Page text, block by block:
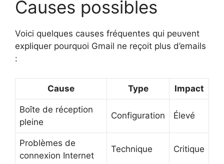
Causes possibles
Voici quelques causes fréquentes qui peuvent
expliquer pourquoi Gmail ne reçoit plus d’emails
:
Cause Type Impact
Boîte de réception
pleine
Configuration Élevé
Problèmes de
connexion Internet
Technique Critique